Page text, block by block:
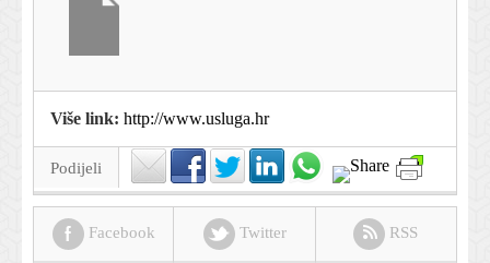
Više link: http://www.usluga.hr
Podijeli
Facebook Twitter RSS